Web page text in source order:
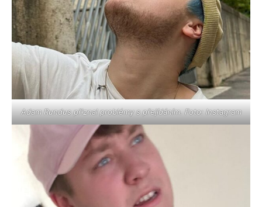
Adam Rundus přiznal problémy s přejídáním. Foto: Instagram